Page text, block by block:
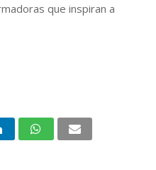
que inspiran a